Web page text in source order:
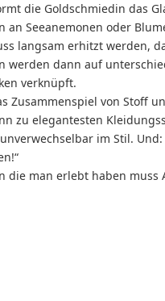
die Goldschmiedin das
Seeanemonen oder
langsam erhitzt werden,
werden dann auf
verknüpft.
Zusammenspiel von Stoff
zu elegantesten
im Stil.
die man erlebt haben muss